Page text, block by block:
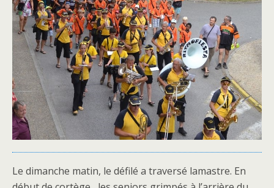
Le dimanche matin, le défilé a traversé lamastre. En